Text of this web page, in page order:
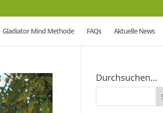
Gladiator Mind Methode FAQs Aktuelle News
Durchsuchen…